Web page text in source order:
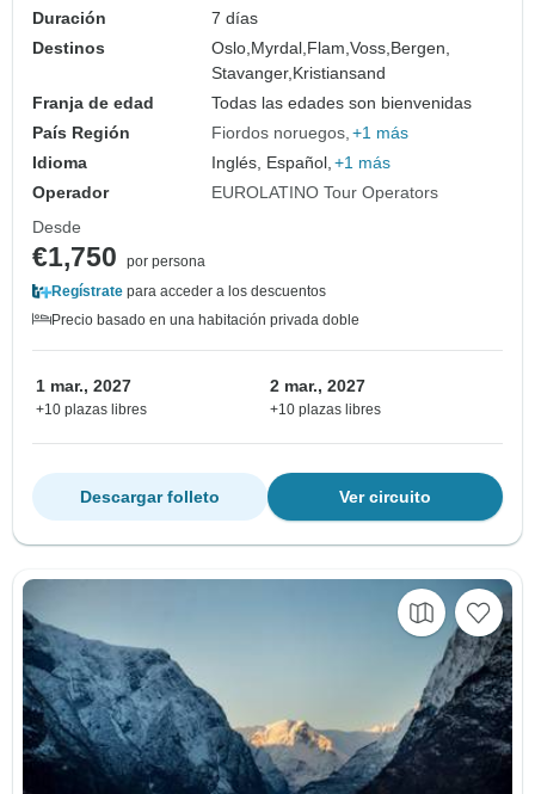
Duración
7 días
Destinos
Oslo, Myrdal, Flam,Voss, Bergen,
Stavanger, Kristiansand
Franja de edad
Todas las edades son bienvenidas
País Región
Fiordos noruegos +1 más
Idioma
Inglés, Español, +1 más
Operador
EUROLATINO Tour Operators
Desde
€1,750
por persona
Regístrate para acceder a los descuentos
Precio basado en una habitación privada doble
1 mar., 2027
+10 plazas libres
2 mar., 2027
+10 plazas libres
Ver circuito
Descargar folleto